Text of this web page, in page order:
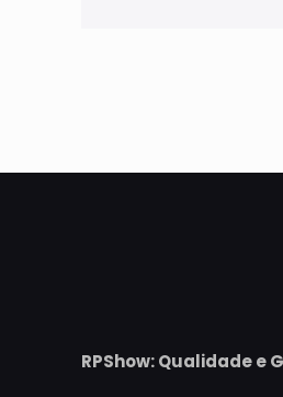
RPShow: Qualidade e